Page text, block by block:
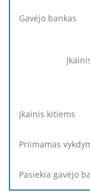
įmonėms
sąskaitos